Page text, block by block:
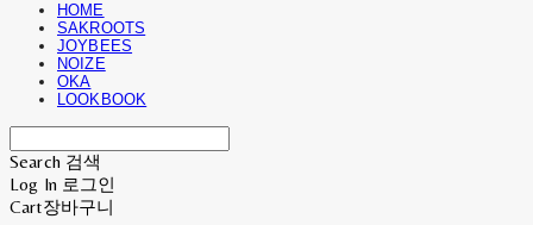
HOME
SAKROOTS
JOYBEES
NOIZE
OKA
LOOKBOOK
Search 검색
Log In 로그인
Cart장바구니